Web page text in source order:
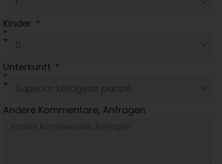
Kinder
Unterkunft
Andere Kommentare, Anfragen